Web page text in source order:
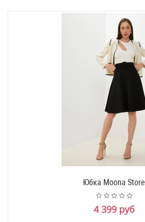
Юбка Moona Store
4 399 руб